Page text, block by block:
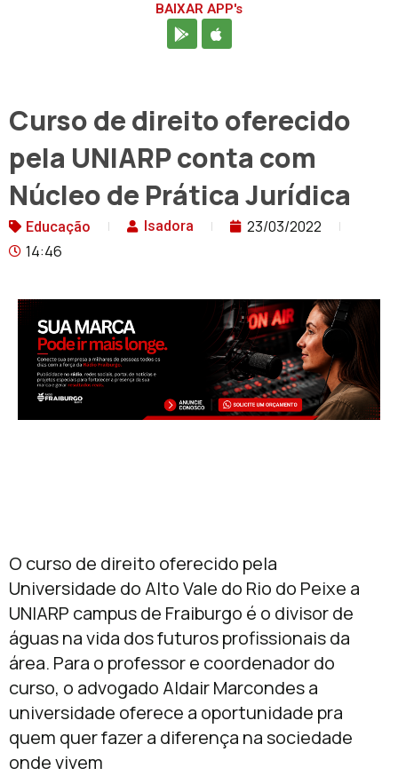
BAIXAR APP's
Curso de direito oferecido
pela UNIARP conta com
Núcleo de Prática Jurídica
Educação Isadora
23/03/2022
14:46
O curso de direito oferecido pela
Universidade do Alto Vale do Rio do Peixe a
UNIARP campus de Fraiburgo é o divisor de
águas na vida dos futuros profissionais da
área. Para o professor e coordenador do
curso, o advogado Aldair Marcondes a
universidade oferece a oportunidade pra
quem quer fazer a diferença na sociedade
onde vivem